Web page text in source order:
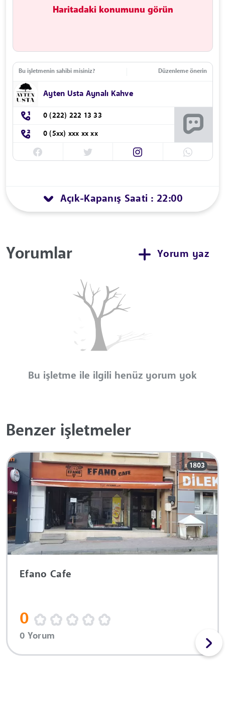
Haritadaki konumunu görün
Bu işletmenin sahibi misiniz? Düzenleme önerin
Ayten Usta Aynalı Kahve
0 (222) 222 13 33
0 (5xx) xxx xx xx
Açık-Kapanış Saati : 22:00
Yorumlar Yorum yaz
Bu işletme ile ilgili henüz yorum yok
Benzer işletmeler
1803
Efano Cafe
0
0 Yorum